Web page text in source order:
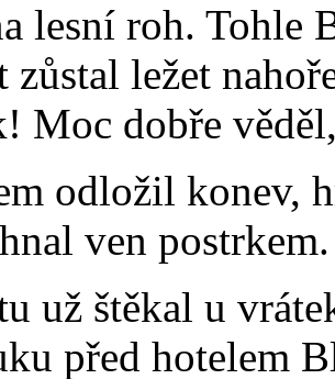
lesní roh. Tohle
ležet
Moc dobře
odložil konev,
ven postrkem.
už štěkal u
před hotelem